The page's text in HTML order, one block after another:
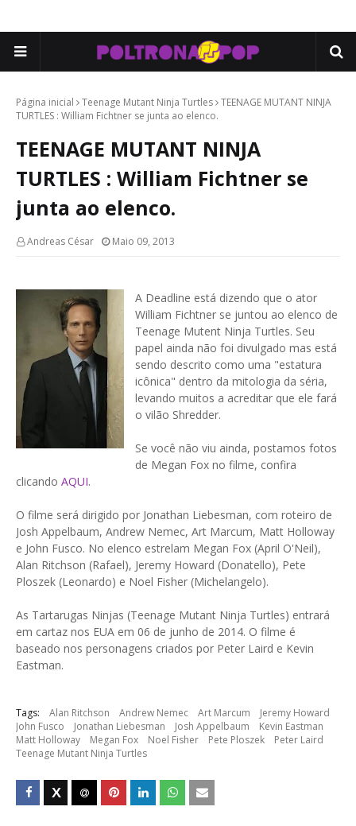
Página inicial Teenage Mutant Ninja Turtles TEENAGE MUTANT NINJA
TURTLES : William Fichtner se junta ao elenco.
TEENAGE MUTANT NINJA
TURTLES : William Fichtner se
junta ao elenco.
Andreas César Maio 09, 2013
A Deadline está dizendo que o ator
William Fichtner se juntou ao elenco de
Teenage Mutent Ninja Turtles. Seu
papel ainda não foi divulgado mas está
sendo descrito como uma "estatura
icônica" dentro da mitologia da séria,
levando muitos a acreditar que ele fará
o vilão Shredder.
Se você não viu ainda, postamos fotos
de Megan Fox no filme, confira
clicando AQUI.
O filme será dirigido por Jonathan Liebesman, com roteiro de
Josh Appelbaum, Andrew Nemec, Art Marcum, Matt Holloway
e John Fusco. No elenco estrelam Megan Fox (April O'Neil),
Alan Ritchson (Rafael), Jeremy Howard (Donatello), Pete
Ploszek (Leonardo) e Noel Fisher (Michelangelo).
As Tartarugas Ninjas (Teenage Mutant Ninja Turtles) entrará
em cartaz nos EUA em 06 de junho de 2014. O filme é
baseado nos personagens criados por Peter Laird e Kevin
Eastman.
Tags: Alan Ritchson Andrew Nemec Art Marcum
Jeremy Howard
John Fusco
Jonathan Liebesman Josh Appelbaum
Kevin Eastman
Matt Holloway
Megan Fox Noel Fisher Pete Ploszek
Peter Laird
Teenage Mutant Ninja Turtles